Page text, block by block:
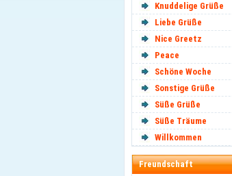
Knuddelige Grüße
Liebe Grüße
Nice Greetz
Peace
Schöne Woche
Sonstige Grüße
Süße Grüße
Süße Träume
Willkommen
Freundschaft